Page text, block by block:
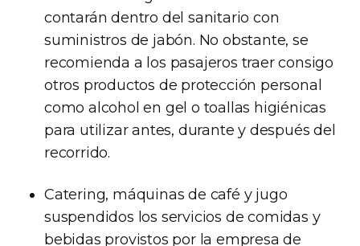
contarán dentro del sanitario con
suministros de jabón. No obstante, se
recomienda a los pasajeros traer consigo
otros productos de protección personal
como alcohol en gel o toallas higiénicas
para utilizar antes, durante y después del
recorrido.
Catering, máquinas de café y jugo
suspendidos los servicios de comidas y
bebidas provistos por la empresa de